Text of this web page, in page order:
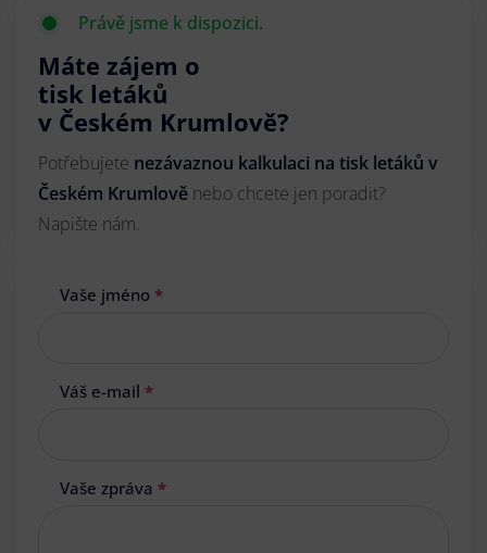
Právě jsme k dispozici.
Máte zájem o
tisk letáků
v Českém Krumlově?
Potřebujete nezávaznou kalkulaci na tisk letáků v
Českém Krumlově nebo chcete jen poradit?
Napište nám.
Vaše jméno *
Váš e-mail *
Vaše zpráva *